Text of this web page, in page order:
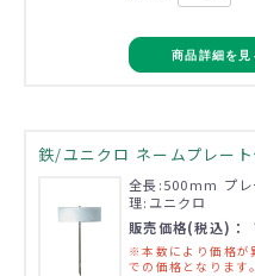
商品詳細を見
鉄/ユニクロ ネームプレー
全長:500mm プ
理:ユニクロ
販売価格(税込)：
※本数により価格が
での価格となります。